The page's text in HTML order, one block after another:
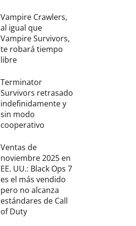
Vampire Crawlers,
al igual que
Vampire Survivors,
te robará tiempo
libre
Terminator
Survivors retrasado
indefinidamente y
sin modo
cooperativo
Ventas de
noviembre 2025 en
EE. UU.: Black Ops 7
es el más vendido
pero no alcanza
estándares de Call
of Duty